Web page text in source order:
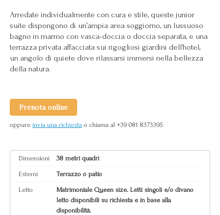
Arredate individualmente con cura e stile, queste junior
suite dispongono di un’ampia area soggiorno, un lussuoso
bagno in marmo con vasca-doccia o doccia separata, e una
terrazza privata affacciata sui rigogliosi giardini dell’hotel,
un angolo di quiete dove rilassarsi immersi nella bellezza
della natura.
Prenota online
oppure invia una richiesta o chiama al +39 081 8373395
Dimensioni 38 metri quadri
Esterni Terrazzo o patio
Letto
Matrimoniale Queen size. Letti singoli e/o divano
letto disponibili su richiesta e in base alla
disponibilità.